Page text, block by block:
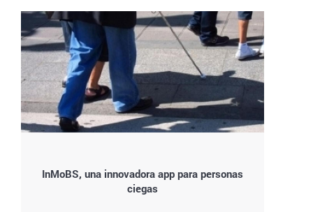
InMoBS, una innovadora app para personas
ciegas